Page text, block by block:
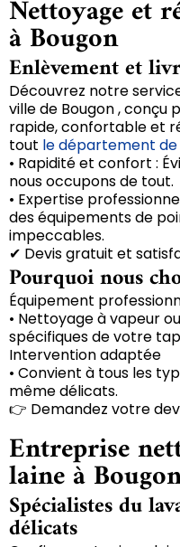
Nettoyage et
à Bougon
Enlèvement et
Découvrez notre
ville de Bougon , conçu
rapide, confortable et
tout le département de
• Rapidité et confort :
nous occupons de tout.
• Expertise
des équipements de
impeccables.
✔ Devis gratuit et
Pourquoi nous
Équipement
• Nettoyage à vapeur
spécifiques de votre
Intervention adaptée
• Convient à tous les
même délicats.
👉 Demandez votre
Entreprise
laine à
Spécialistes du
délicats